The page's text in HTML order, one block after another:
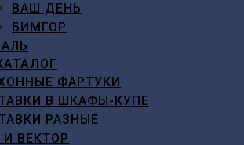
ВАШ ДЕНЬ
БИМГОР
ФАРТУКИ
В ШКАФЫ-КУПЕ
РАЗНЫЕ
ВЕКТОР